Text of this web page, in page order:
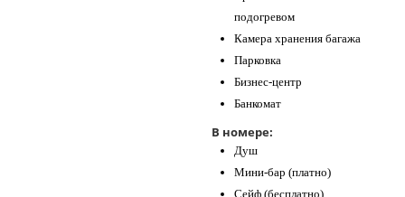
подогревом
Камера хранения багажа
Парковка
Бизнес-центр
Банкомат
В номере:
Душ
Мини-бар (платно)
Сейф (бесплатно)